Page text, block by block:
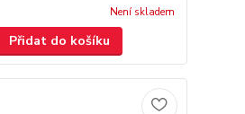
Není skladem
Přidat do košíku